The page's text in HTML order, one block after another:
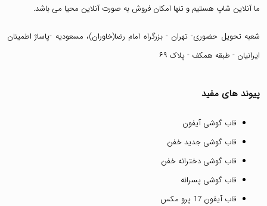
ما آنلاین شاپ هستیم و تنها امکان فروش به صورت آنلاین محیا می باشد.
شعبه تحویل حضوری- تهران - بزرگراه امام رضا(خاوران)، مسعودیه -پاساژ اطمینان
ایرانیان - طبقه همکف - پلاک ۶۹
پیوند های مفید
قاب گوشی آیفون
قاب گوشی جدید خفن
قاب گوشی دخترانه خفن
قاب گوشی پسرانه
قاب آیفون 17 پرو مکس